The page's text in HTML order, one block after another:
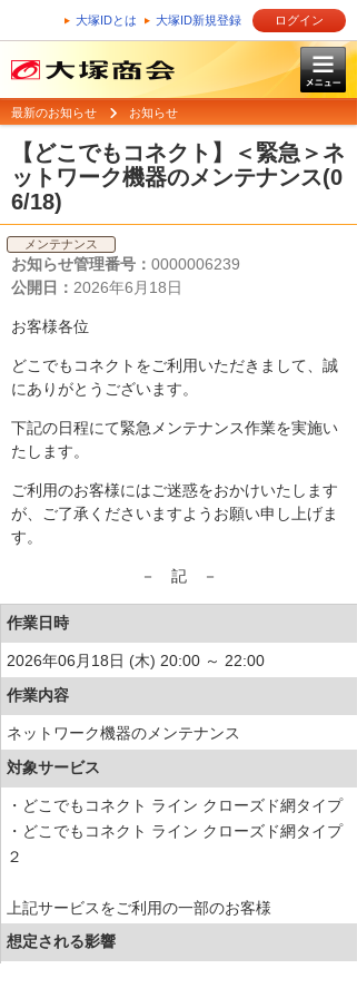
大塚IDとは 大塚ID新規登録 ログイン
最新のお知らせ お知らせ
【どこでもコネクト】＜緊急＞ネ
ットワーク機器のメンテナンス(0
6/18)
メンテナンス
お知らせ管理番号： 0000006239
公開日： 2026年6月18日
お客様各位
どこでもコネクトをご利用いただきまして、誠
にありがとうございます。
下記の日程にて緊急メンテナンス作業を実施い
たします。
ご利用のお客様にはご迷惑をおかけいたします
が、ご了承くださいますようお願い申し上げま
す。
－ 記 －
作業日時
2026年06月18日 (木) 20:00 ～ 22:00
作業内容
ネットワーク機器のメンテナンス
対象サービス
・どこでもコネクト ライン クローズド網タイプ
・どこでもコネクト ライン クローズド網タイプ
２
上記サービスをご利用の一部のお客様
想定される影響